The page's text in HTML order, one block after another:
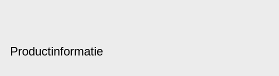
Productinformatie